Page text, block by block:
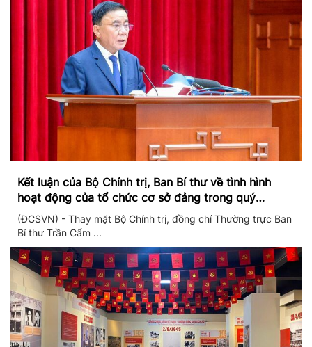
Kết luận của Bộ Chính trị, Ban Bí thư về tình hình
hoạt động của tổ chức cơ sở đảng trong quý
II/2026
(ĐCSVN) - Thay mặt Bộ Chính trị, đồng chí Thường trực Ban
Bí thư Trần Cẩm ...